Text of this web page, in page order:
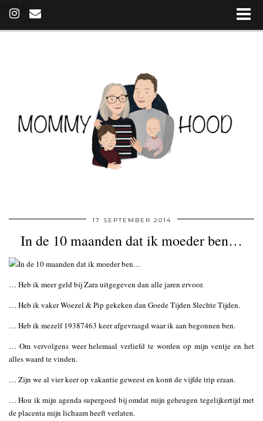
(~215 B)
17 SEPTEMBER 2014
In de 10 maanden dat ik moeder ben…
… Heb ik meer geld bij Zara uitgegeven dan alle jaren ervoor.
… Heb ik vaker Woezel & Pip gekeken dan Goede Tijden Slechte Tijden.
… Heb ik mezelf 19387463 keer afgevraagd waar ik aan begonnen ben.
… Om vervolgens weer helemaal verliefd te worden op mijn ventje en het
alles waard te vinden.
… Zijn we al vier keer op vakantie geweest en komt de vijfde trip eraan.
… Hou ik mijn agenda supergoed bij omdat mijn geheugen tegelijkertijd met
de placenta mijn lichaam heeft verlaten.